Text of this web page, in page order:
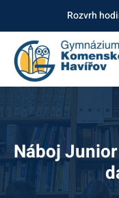
Rozvrh
Náboj